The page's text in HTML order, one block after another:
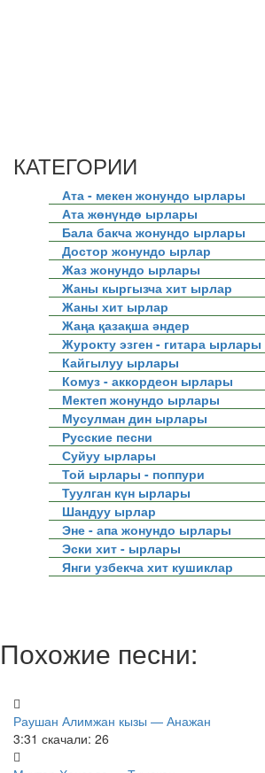
КАТЕГОРИИ
Ата - мекен жонундо ырлары
Ата жөнүндө ырлары
Бала бакча жонундо ырлары
Достор жонундо ырлар
Жаз жонундо ырлары
Жаны кыргызча хит ырлар
Жаны хит ырлар
Жаңа қазақша әндер
Журокту эзген - гитара ырлары
Кайгылуу ырлары
Комуз - аккордеон ырлары
Мектеп жонундо ырлары
Мусулман дин ырлары
Русские песни
Суйуу ырлары
Той ырлары - поппури
Туулган күн ырлары
Шандуу ырлар
Эне - апа жонундо ырлары
Эски хит - ырлары
Янги узбекча хит кушиклар
Похожие песни:
Раушан Алимжан кызы — Анажан
3:31 скачали: 26